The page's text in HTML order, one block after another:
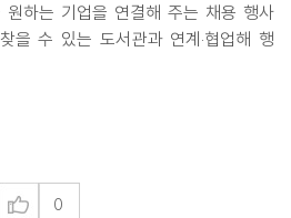
하는 기업을 연결해 주는 채용 행사
을 수 있는 도서관과 연계‧협업해 행
0